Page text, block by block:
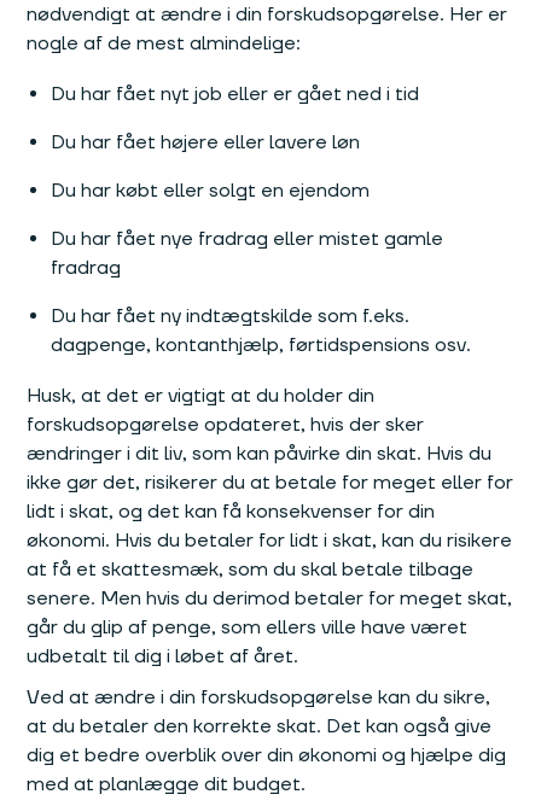
nødvendigt at ændre i din forskudsopgørelse. Her er
nogle af de mest almindelige:
Du har fået nyt job eller er gået ned i tid
Du har fået højere eller lavere løn
Du har købt eller solgt en ejendom
Du har fået nye fradrag eller mistet gamle
fradrag
Du har fået ny indtægtskilde som f.eks.
dagpenge, kontanthjælp, førtidspensions osv.
Husk, at det er vigtigt at du holder din
forskudsopgørelse opdateret, hvis der sker
ændringer i dit liv, som kan påvirke din skat. Hvis du
ikke gør det, risikerer du at betale for meget eller for
lidt i skat, og det kan få konsekvenser for din
økonomi. Hvis du betaler for lidt i skat, kan du risikere
at få et skattesmæk, som du skal betale tilbage
senere. Men hvis du derimod betaler for meget skat,
går du glip af penge, som ellers ville have været
udbetalt til dig i løbet af året.
Ved at ændre i din forskudsopgørelse kan du sikre,
at du betaler den korrekte skat. Det kan også give
dig et bedre overblik over din økonomi og hjælpe dig
med at planlægge dit budget.